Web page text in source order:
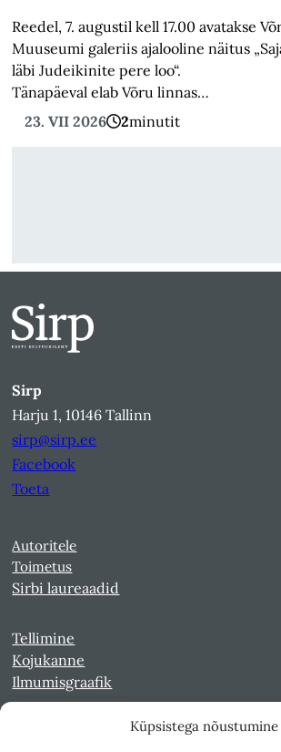
Küpsistega nõustumine
Reedel, 7. augustil kell 17.00 avatakse
Muuseumi galeriis ajalooline näitus
läbi Judeikinite pere loo“.
Tänapäeval elab Võru linnas…
23. VII 2026
2minutit
Sirp
Harju 1, 10146 Tallinn
sirp@sirp.ee
Facebook
Toeta
Autoritele
Toimetus
Sirbi laureaadid
Tellimine
Kojukanne
Ilmumisgraafik